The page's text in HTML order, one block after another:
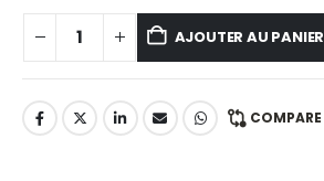
AJOUTER AU PANIER
COMPARE